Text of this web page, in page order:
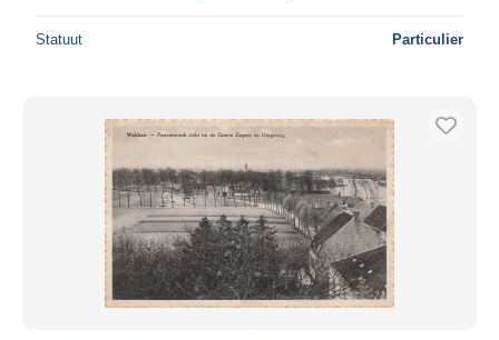
Statuut Particulier